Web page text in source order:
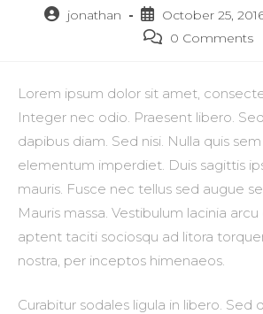
jonathan October 25,
0 Comments
Lorem ipsum dolor sit amet,
Integer nec odio. Praesent libero.
dapibus diam. Sed nisi. Nulla quis
elementum imperdiet. Duis sagittis
mauris. Fusce nec tellus sed augue
Mauris massa. Vestibulum lacinia
aptent taciti sociosqu ad litora
nostra, per inceptos himenaeos.
Curabitur sodales ligula in libero. Sed